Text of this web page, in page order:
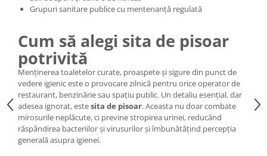
Grupuri sanitare publice cu mentenanță regulată
Cum să alegi sita de pisoar
potrivită
Menținerea toaletelor curate, proaspete și sigure din punct de
vedere igienic este o provocare zilnică pentru orice operator de
restaurant, benzinărie sau spațiu public. Un detaliu esențial, dar
adesea ignorat, estesita de pisoar. Aceasta nu doar combate
mirosurile neplăcute, ci previne stropirea urinei, reducând
răspândirea bacteriilor și virusurilor și îmbunătățind percepția
generală asupra igienei.